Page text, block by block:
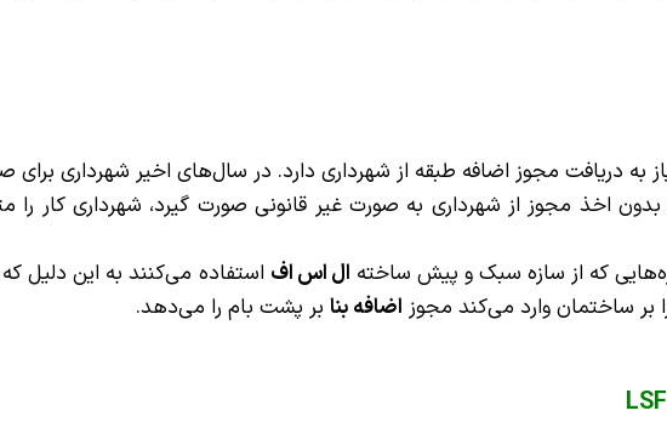
به دریافت مجوز اضافه طبقه از شهرداری دارد. در سال‌های اخیر شهرداری
اخذ مجوز از شهرداری به صورت غیر قانونی صورت گیرد، شهرداری کار را
که از سازه سبک و پیش ساخته ال اس اف استفاده می‌کنند به این دلیل
بر ساختمان وارد می‌کند مجوز اضافه بنا بر پشت بام را می‌دهد.